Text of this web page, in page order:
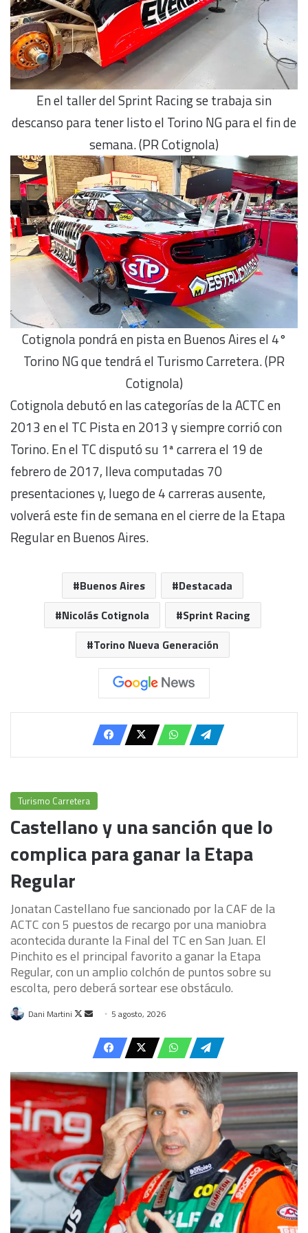
En el taller del Sprint Racing se trabaja sin
descanso para tener listo el Torino NG para el fin de
semana. (PR Cotignola)
Cotignola pondrá en pista en Buenos Aires el 4°
Torino NG que tendrá el Turismo Carretera. (PR
Cotignola)
Cotignola debutó en las categorías de la ACTC en
2013 en el TC Pista en 2013 y siempre corrió con
Torino. En el TC disputó su 1ª carrera el 19 de
febrero de 2017, lleva computadas 70
presentaciones y, luego de 4 carreras ausente,
volverá este fin de semana en el cierre de la Etapa
Regular en Buenos Aires.
Buenos Aires
Destacada
Nicolás Cotignola
Sprint Racing
Torino Nueva Generación